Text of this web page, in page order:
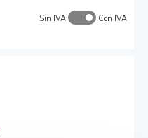
Sin IVA Con IVA